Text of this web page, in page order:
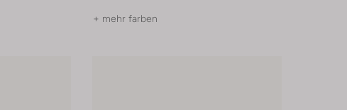
+ mehr farben